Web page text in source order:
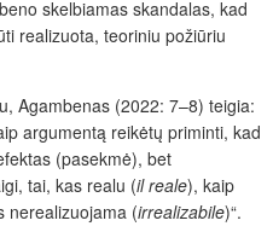
skelbiamas skandalas, kad
realizuota, teoriniu požiūriu
Agambenas (2022: 7–8) teigia:
argumentą reikėtų priminti, kad
(pasekmė), bet
tai, kas realu (il reale), kaip
nerealizuojama (irrealizabile)“.